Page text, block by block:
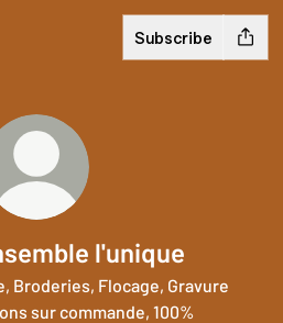
Subscribe
l'unique
Broderies, Flocage, Gravure
sur commande, 100%